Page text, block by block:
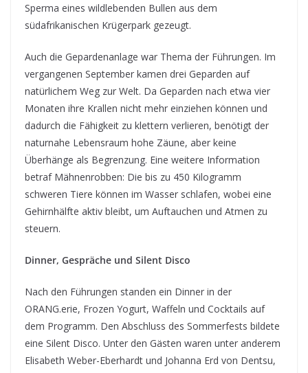
Sperma eines wildlebenden Bullen aus dem
südafrikanischen Krügerpark gezeugt.
Auch die Gepardenanlage war Thema der Führungen. Im
vergangenen September kamen drei Geparden auf
natürlichem Weg zur Welt. Da Geparden nach etwa vier
Monaten ihre Krallen nicht mehr einziehen können und
dadurch die Fähigkeit zu klettern verlieren, benötigt der
naturnahe Lebensraum hohe Zäune, aber keine
Überhänge als Begrenzung. Eine weitere Information
betraf Mähnenrobben: Die bis zu 450 Kilogramm
schweren Tiere können im Wasser schlafen, wobei eine
Gehirnhälfte aktiv bleibt, um Auftauchen und Atmen zu
steuern.
Dinner, Gespräche und Silent Disco
Nach den Führungen standen ein Dinner in der
ORANG.erie, Frozen Yogurt, Waffeln und Cocktails auf
dem Programm. Den Abschluss des Sommerfests bildete
eine Silent Disco. Unter den Gästen waren unter anderem
Elisabeth Weber-Eberhardt und Johanna Erd von Dentsu,